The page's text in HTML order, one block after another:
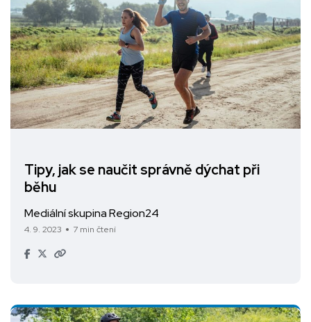
Tipy, jak se naučit správně dýchat při
běhu
Mediální skupina Region24
4. 9. 2023 7 min čtení